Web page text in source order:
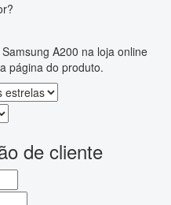
A200 na loja online
página do produto.
de cliente